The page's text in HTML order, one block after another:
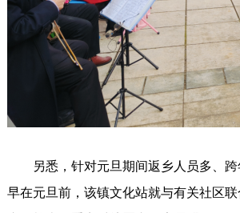
另悉，针对元旦期间返乡人员多、跨
早在元旦前，该镇文化站就与有关社区